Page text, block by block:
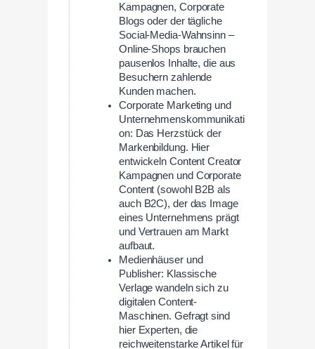
Kampagnen, Corporate
Blogs oder der tägliche
Social-Media-Wahnsinn –
Online-Shops brauchen
pausenlos Inhalte, die aus
Besuchern zahlende
Kunden machen.
Corporate Marketing und
Unternehmenskommunikati
on: Das Herzstück der
Markenbildung. Hier
entwickeln Content Creator
Kampagnen und Corporate
Content (sowohl B2B als
auch B2C), der das Image
eines Unternehmens prägt
und Vertrauen am Markt
aufbaut.
Medienhäuser und
Publisher: Klassische
Verlage wandeln sich zu
digitalen Content-
Maschinen. Gefragt sind
hier Experten, die
reichweitenstarke Artikel für